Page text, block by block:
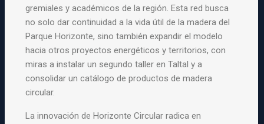
gremiales y académicos de la región. Esta red busca
no solo dar continuidad a la vida útil de la madera del
Parque Horizonte, sino también expandir el modelo
hacia otros proyectos energéticos y territorios, con
miras a instalar un segundo taller en Taltal y a
consolidar un catálogo de productos de madera
circular.
La innovación de Horizonte Circular radica en